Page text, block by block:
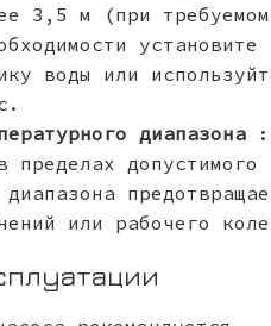
3,5 м (при
установите
воды или
диапазона
:
пределах допустимого
или рабочего